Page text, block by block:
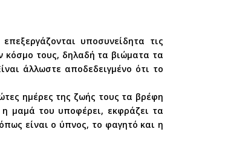
υποσυνείδητα τις
κόσμο τους, δηλαδή τα βιώματα τα
άλλωστε αποδεδειγμένο ότι το
ημέρες της ζωής τους τα βρέφη
μαμά του υποφέρει, εκφράζει τα
είναι ο ύπνος, το φαγητό και η